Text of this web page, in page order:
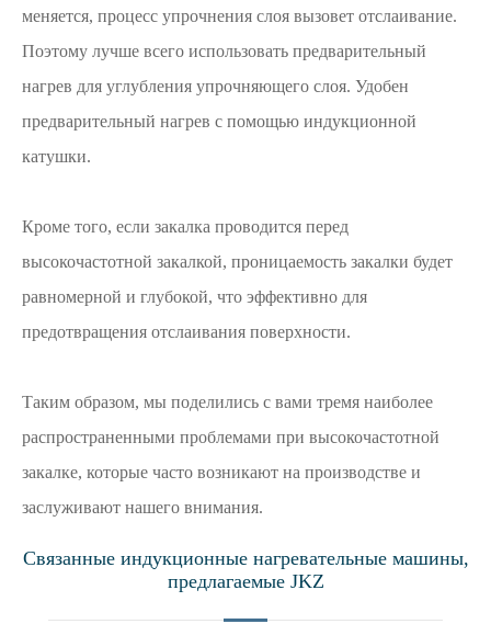
меняется, процесс упрочнения слоя вызовет отслаивание.
Поэтому лучше всего использовать предварительный
нагрев для углубления упрочняющего слоя. Удобен
предварительный нагрев с помощью индукционной
катушки.
Кроме того, если закалка проводится перед
высокочастотной закалкой, проницаемость закалки будет
равномерной и глубокой, что эффективно для
предотвращения отслаивания поверхности.
Таким образом, мы поделились с вами тремя наиболее
распространенными проблемами при высокочастотной
закалке, которые часто возникают на производстве и
заслуживают нашего внимания.
Связанные индукционные нагревательные машины,
предлагаемые JKZ